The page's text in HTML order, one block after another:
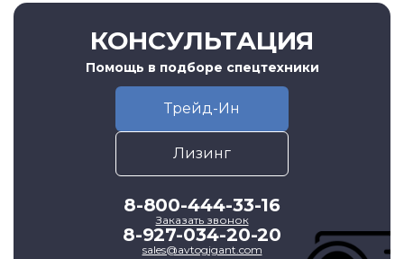
КОНСУЛЬТАЦИЯ
Помощь в подборе спецтехники
Трейд-Ин
Лизинг
8-800-444-33-16
Заказать звонок
8-927-034-20-20
sales@avtogigant.com